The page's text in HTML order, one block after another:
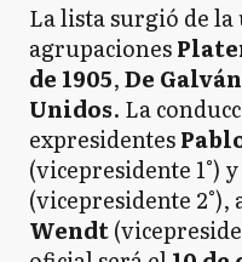
La lista surgió de la
agrupaciones
de 1905,De
Unidos. La
expresidentes
(vicepresidente 1°) y
(vicepresidente 2°),
Wendt